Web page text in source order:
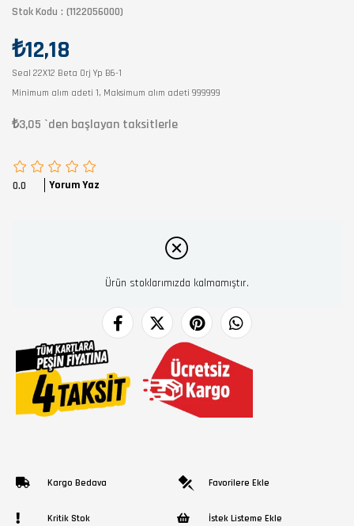
Stok Kodu (1122056000)
₺12,18
Seal 22X12 Beta Orj Yp B6-1
Minimum alım adeti 1, Maksimum alım adeti 999999
₺3,05 `den başlayan taksitlerle
0.0 Yorum Yaz
Ürün stoklarımızda kalmamıştır.
Kargo Bedava Favorilere Ekle
Kritik Stok İstek Listeme Ekle